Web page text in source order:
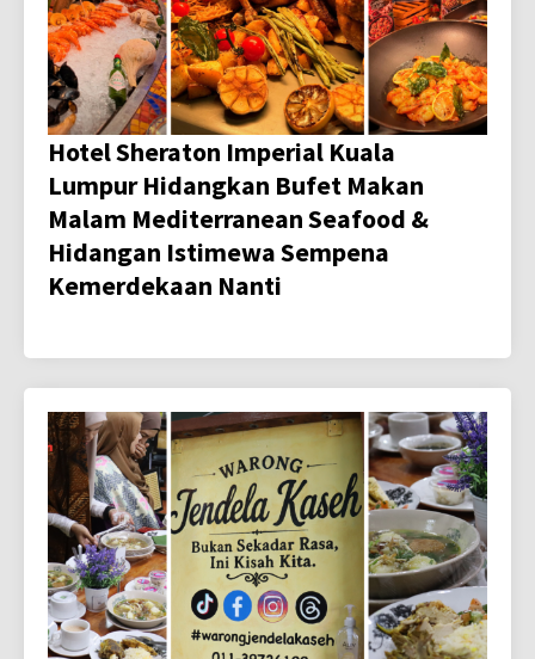
Hotel Sheraton Imperial Kuala
Lumpur Hidangkan Bufet Makan
Malam Mediterranean Seafood &
Hidangan Istimewa Sempena
Kemerdekaan Nanti